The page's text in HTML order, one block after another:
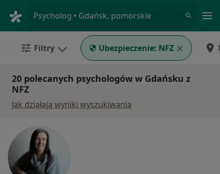
Psycholog • Gdańsk, pomorskie
Filtry Ubezpieczenie: NFZ
20 polecanych psychologów w Gdańsku z
NFZ
Jak działają wyniki wyszukiwania